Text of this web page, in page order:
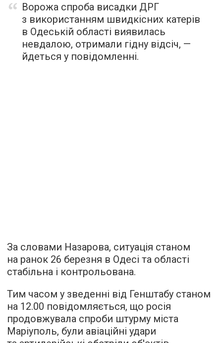
Ворожа спроба висадки ДРГ
з використанням швидкісних катерів
в Одеській області виявилась
невдалою, отримали гідну відсіч, —
йдеться у повідомленні.
За словами Назарова, ситуація станом
на ранок 26 березня в Одесі та області
стабільна і контрольована.
Тим часом у зведенні від Генштабу станом
на 12.00 повідомляється, що росія
продовжувала спроби штурму міста
Маріуполь, були авіаційні удари